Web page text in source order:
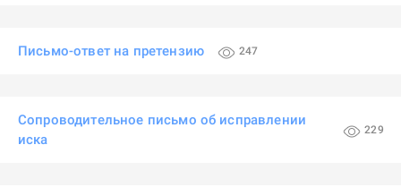
Письмо-ответ на претензию 247
Сопроводительное письмо об исправлении
иска
229